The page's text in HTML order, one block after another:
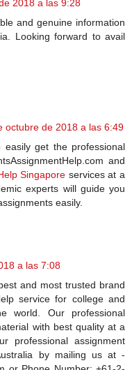
2018 a las 9:28
and genuine information
Looking forward to avail
octubre de 2018 a las 6:49
get the professional
and
Singapore services at a
experts will guide you
easily.
a las 7:08
and most trusted brand
service for college and
world. Our professional
with best quality at a
professional assignment
by mailing us at -